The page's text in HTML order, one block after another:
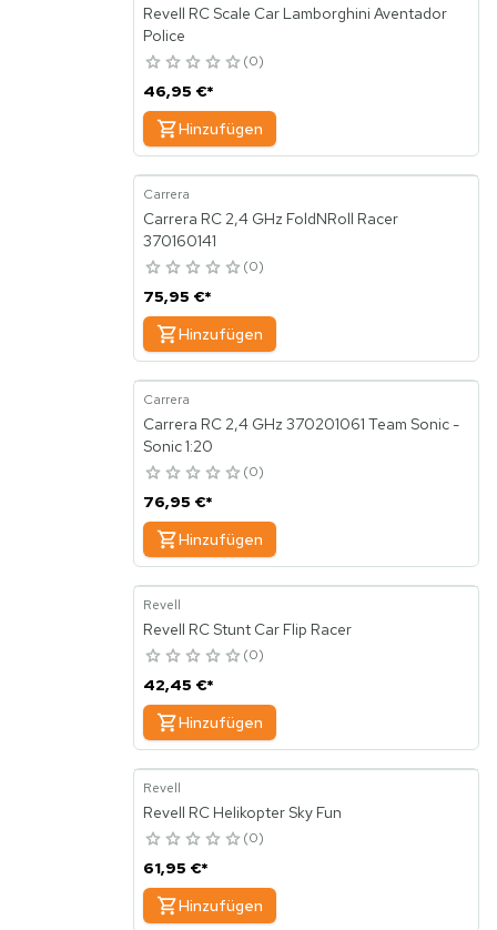
Revell RC Scale Car Lamborghini Aventador
Police
0
46,95 €*
Hinzufügen
Carrera
Carrera RC 2,4 GHz FoldNRoll Racer
370160141
0
75,95 €*
Hinzufügen
Carrera
Carrera RC 2,4 GHz 370201061 Team Sonic -
Sonic 1:20
0
76,95 €*
Hinzufügen
Revell
Revell RC Stunt Car Flip Racer
0
42,45 €*
Hinzufügen
Revell
Revell RC Helikopter Sky Fun
0
61,95 €*
Hinzufügen